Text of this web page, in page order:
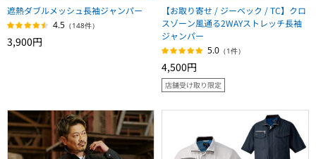
遮熱ダブルメッシュ長袖ジャンパー
4.5 （148件）
3,900円
【お取り寄せ / ジーベック / TC】クロ
スゾーン風通る2WAYストレッチ長袖
ジャンパー
5.0 （1件）
4,500円
店舗受け取り限定